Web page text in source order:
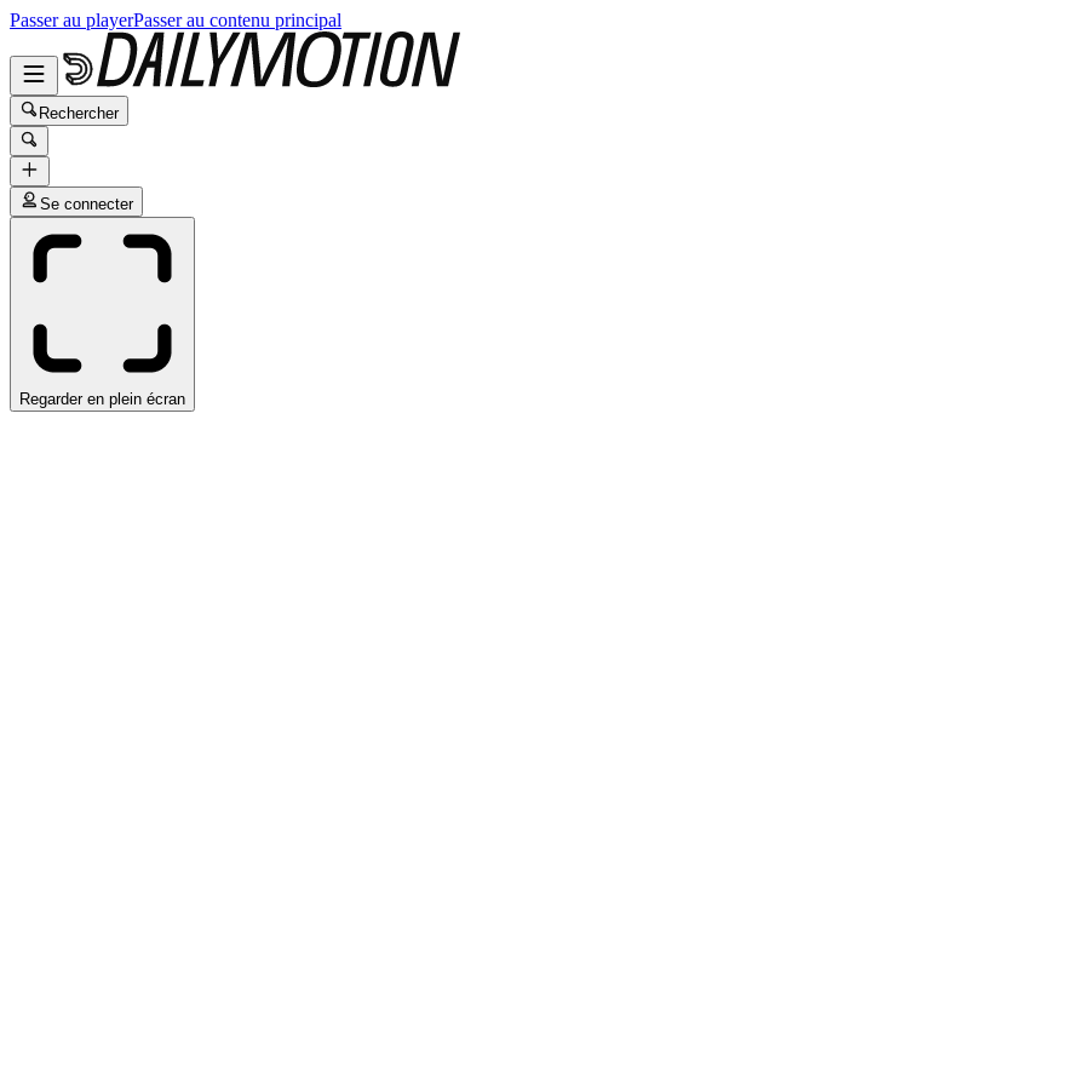
Passer au playerPasser au contenu principal
Rechercher
Se connecter
Regarder en plein écran